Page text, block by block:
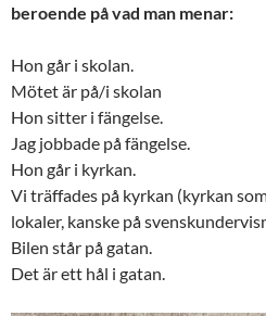
beroende på vad man menar:
Hon går i skolan.
Mötet är på/i skolan
Hon sitter i fängelse.
Jag jobbade på fängelse.
Hon går i kyrkan.
Vi träffades på kyrkan (kyrkan
lokaler, kanske på
Bilen står på gatan.
Det är ett hål i gatan.